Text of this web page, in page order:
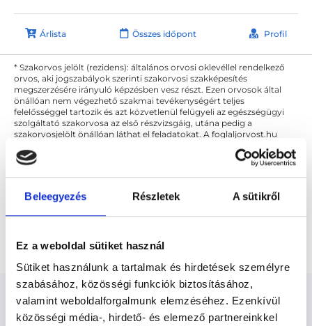
Beleegyezés Részletek A sütikről
Ez a weboldal sütiket használ
Sütiket használunk a tartalmak és hirdetések személyre
szabásához, közösségi funkciók biztosításához,
valamint weboldalforgalmunk elemzéséhez. Ezenkívül
közösségi média-, hirdető- és elemező partnereinkkel
Árlista Összes időpont Profil
* Szakorvos jelölt (rezidens): általános orvosi oklevéllel rendelkező
orvos, aki jogszabályok szerinti szakorvosi szakképesítés
megszerzésére irányuló képzésben vesz részt. Ezen orvosok által
önállóan nem végezhető szakmai tevékenységért teljes
felelősséggel tartozik és azt közvetlenül felügyeli az egészségügyi
szolgáltató szakorvosa az első részvizsgáig, utána pedig a
szakorvosjelölt önállóan láthat el feladatokat. A foglaljorvost.hu
és szakorvosjelölt esetén.
Főoldal Kozmetológus Debrecen